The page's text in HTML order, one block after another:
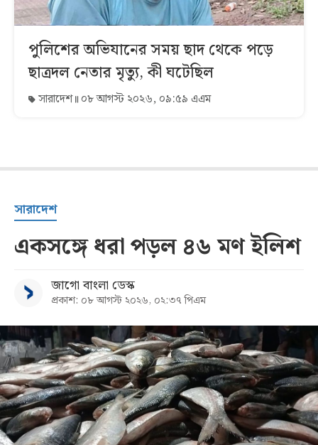
পুলিশের অভিযানের সময় ছাদ থেকে পড়ে
ছাত্রদল নেতার মৃত্যু, কী ঘটেছিল
সারাদেশ ০৮ আগস্ট ২০২৬, ০৯:৫৯ এএম
সারাদেশ
একসঙ্গে ধরা পড়ল ৪৬ মণ ইলিশ
জাগো বাংলা ডেস্ক
প্রকাশ: ০৮ আগস্ট ২০২৬, ০২:৩৭ পিএম